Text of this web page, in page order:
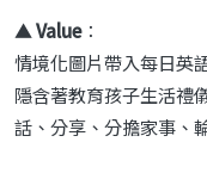
▲Value：
情境化圖片帶入每日英
隱含著教育孩子生活禮
話、分享、分擔家事、